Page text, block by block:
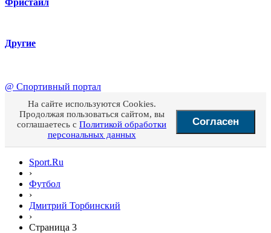
Фристайл
Другие
@ Спортивный портал
На сайте используются Cookies.
Продолжая пользоваться сайтом, вы
соглашаетесь с Политикой обработки
персональных данных
Согласен
Sport.Ru
›
Футбол
›
Дмитрий Торбинский
›
Страница 3